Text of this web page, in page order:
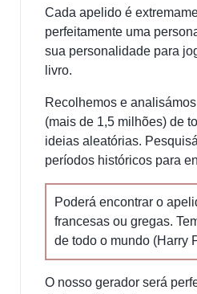
Cada apelido é
perfeitamente uma
sua personalidade para
livro.
Recolhemos e
(mais de 1,5 milhões) de
ideias aleatórias.
períodos históricos para
Poderá encontrar o
francesas ou gregas.
de todo o mundo (Harry
O nosso gerador será